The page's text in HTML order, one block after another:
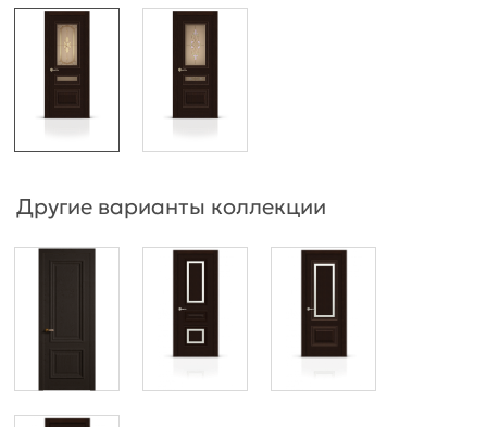
Другие варианты коллекции